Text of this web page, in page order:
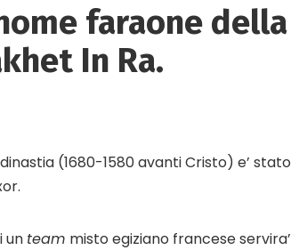
faraone della
In Ra.
(1680-1580 avanti Cristo) e’ stato
un team misto egiziano francese servira’